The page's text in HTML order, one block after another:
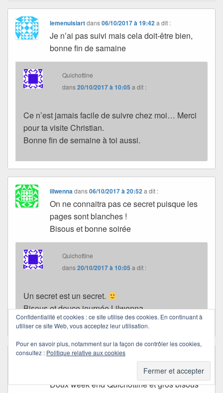
lemenuisiartdans06/10/2017 à 19:42 a dit :
Je n’ai pas suivi mais cela doit-être bien,
bonne fin de samaine
Quichottine
dans20/10/2017 à 10:05 a dit :
Ce n’est jamais facile de suivre chez moi… Merci
pour ta visite Christian.
Bonne fin de semaine à toi aussi.
lilwennadans06/10/2017 à 20:52 a dit :
On ne connaitra pas ce secret puisque les
pages sont blanches !
Bisous et bonne soirée
Quichottine
dans20/10/2017 à 10:05 a dit :
Un secret est un secret.
Bisous et douce journée Lilwenna.
feelaure♥dans07/10/2017 à 07:48
Doux week end Quichottine et gros bisous
Confidentialité et cookies : ce site utilise des cookies. En continuant à
utiliser ce site Web, vous acceptez leur utilisation.
Pour en savoir plus, notamment sur la façon de contrôler les cookies,
consultez : Politique relative aux cookies